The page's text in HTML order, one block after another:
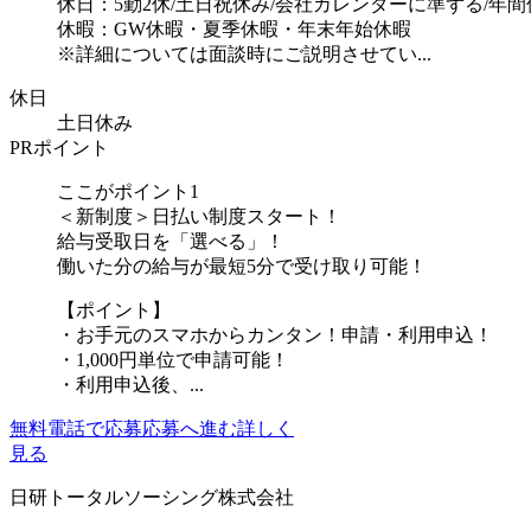
休暇：GW休暇・夏季休暇・年末年始休暇
※詳細については面談時にご説明させてい...
休日
土日休み
PRポイント
ここがポイント1
＜新制度＞日払い制度スタート！
給与受取日を「選べる」！
働いた分の給与が最短5分で受け取り可能！
【ポイント】
・お手元のスマホからカンタン！申請・利用申込！
・1,000円単位で申請可能！
・利用申込後、...
無料電話で応募応募へ進む詳しく
見る
日研トータルソーシング株式会社